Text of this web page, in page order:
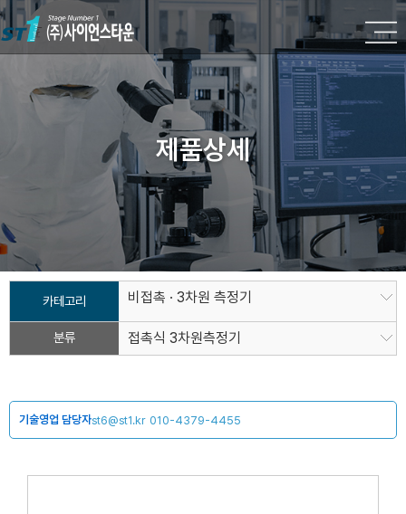
제품상세
카테고리 비접촉 · 3차원 측정기
분류 접촉식 3차원측정기
기술영업 담당자st6@st1.kr 010-4379-4455